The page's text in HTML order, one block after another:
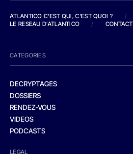
ATLANTICO C'EST QUI, C'EST QUOI ?
/
LE RESEAU D'ATLANTICO
/ CONTACT
CATEGORIES
DECRYPTAGES
DOSSIERS
RENDEZ-VOUS
VIDEOS
PODCASTS
LEGAL